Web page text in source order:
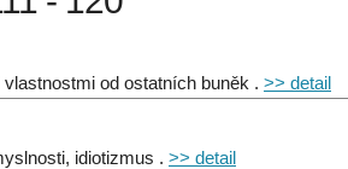
od ostatních buněk . >> detail
idiotizmus . >> detail